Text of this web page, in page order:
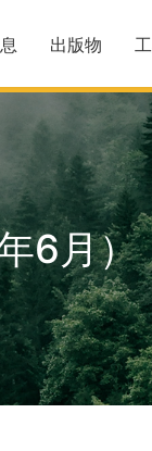
出版物
6月）